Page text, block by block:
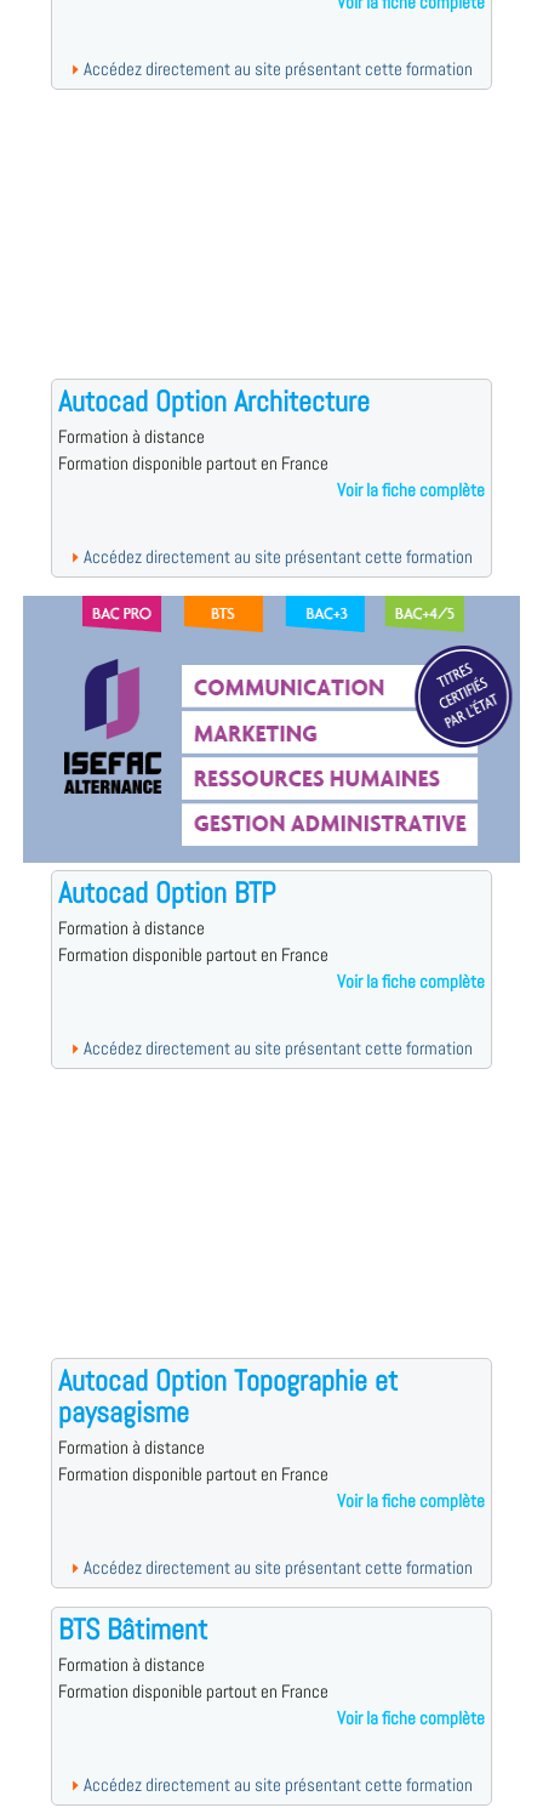
Accédez directement au site présentant cette formation
Autocad Option Architecture
Formation à distance
Formation disponible partout en France
Voir la fiche complète
Accédez directement au site présentant cette formation
Autocad Option BTP
Formation à distance
Formation disponible partout en France
Voir la fiche complète
Accédez directement au site présentant cette formation
Autocad Option Topographie et
paysagisme
Formation à distance
Formation disponible partout en France
Voir la fiche complète
Accédez directement au site présentant cette formation
BTS Bâtiment
Formation à distance
Formation disponible partout en France
Voir la fiche complète
Accédez directement au site présentant cette formation